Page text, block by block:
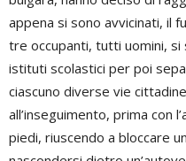
appena si sono avvicinati, il
tre occupanti, tutti uomini, si
istituti scolastici per poi
ciascuno diverse vie
all’inseguimento, prima con
piedi, riuscendo a bloccare